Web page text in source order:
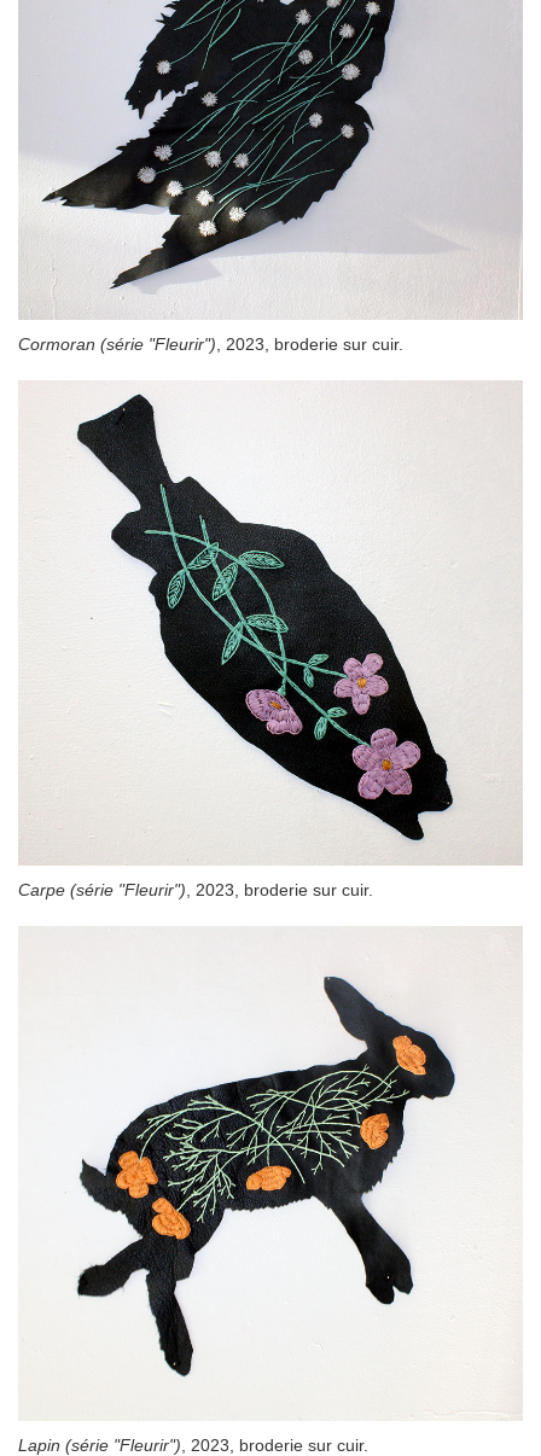
Cormoran (série "Fleurir"), 2023, broderie sur cuir.
Carpe (série "Fleurir") , 2023, broderie sur cuir.
Lapin (série "Fleurir") , 2023, broderie sur cuir.